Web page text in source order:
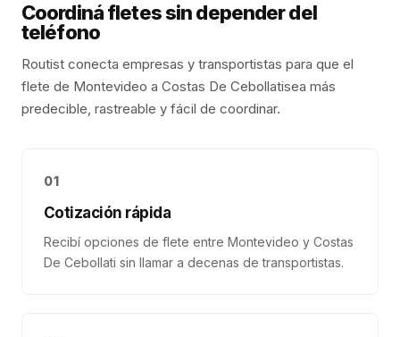
Coordiná fletes sin depender del
teléfono
Routist conecta empresas y transportistas para que el
flete de Montevideo a Costas De Cebollatisea más
predecible, rastreable y fácil de coordinar.
01
Cotización rápida
Recibí opciones de flete entre Montevideo y Costas
De Cebollati sin llamar a decenas de transportistas.